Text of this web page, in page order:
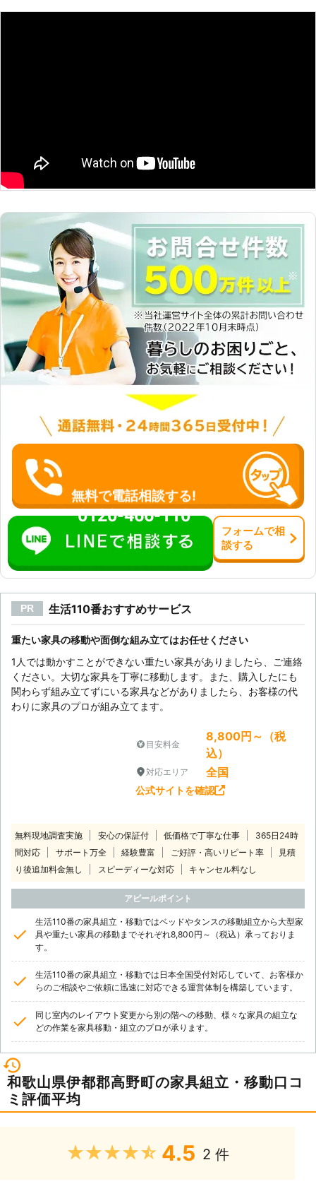
具組立とは】 お引越しや模様替えの
まう場合があり、完成品が傾いていた
たトラブルに繋がりやすいです。も
わからなくなってしまった際には、是
非当社にご相談ください。
無料で電話相談する!
0120-466-110
フォームで相
談する
PR 生活110番おすすめサービス
重たい家具の移動や面倒な組み立てはお任せください
1人では動かすことができない重たい家具がありましたら、ご連絡
ください。大切な家具を丁寧に移動します。また、購入したにも
関わらず組み立てずにいる家具などがありましたら、お客様の代
わりに家具のプロが組み立てます。
目安料金
8,800円～（税
込）
対応エリア 全国
公式サイトを確認
無料現地調査実施 安心の保証付 低価格で丁寧な仕事
365日24時
間対応
サポート万全 経験豊富 ご好評・高いリピート率
見積
り後追加料金無し
スピーディーな対応 キャンセル料なし
アピールポイント
生活110番の家具組立・移動ではベッドやタンスの移動組立から大型家
具や重たい家具の移動までそれぞれ8,800円～（税込）承っておりま
す。
生活110番の家具組立・移動では日本全国受付対応していて、お客様か
らのご相談やご依頼に迅速に対応できる運営体制を構築しています。
同じ室内のレイアウト変更から別の階への移動、様々な家具の組立な
どの作業を家具移動・組立のプロが承ります。
和歌山県伊都郡高野町の家具組立・移動口コ
ミ評価平均
★★★★★ 4.5 2 件